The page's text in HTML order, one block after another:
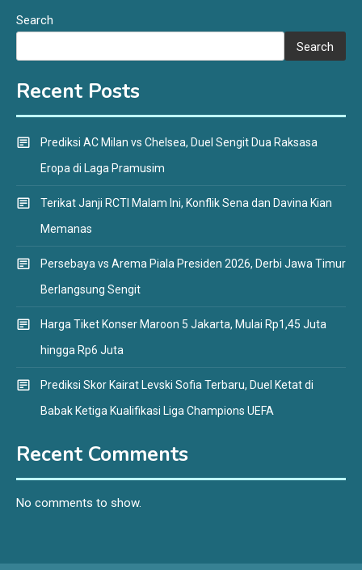
Search
Search
Recent Posts
Prediksi AC Milan vs Chelsea, Duel Sengit Dua Raksasa
Eropa di Laga Pramusim
Terikat Janji RCTI Malam Ini, Konflik Sena dan Davina Kian
Memanas
Persebaya vs Arema Piala Presiden 2026, Derbi Jawa Timur
Berlangsung Sengit
Harga Tiket Konser Maroon 5 Jakarta, Mulai Rp1,45 Juta
hingga Rp6 Juta
Prediksi Skor Kairat Levski Sofia Terbaru, Duel Ketat di
Babak Ketiga Kualifikasi Liga Champions UEFA
Recent Comments
No comments to show.